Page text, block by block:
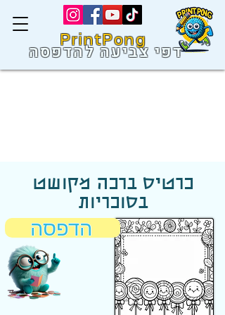
PrintPong
דפי צביעה להדפסה
כרטיס ברכה מקושט
בסוכריות
הדפסה